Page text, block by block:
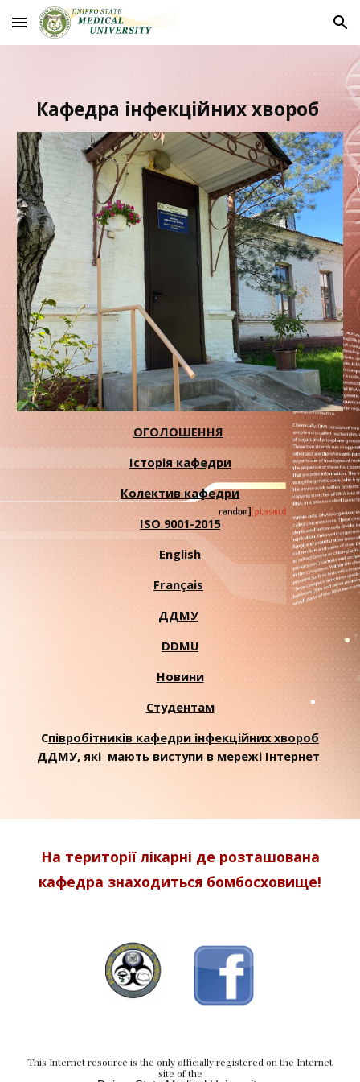
Skip to main content Skip to navigation
Кафедра інфекційних хвороб
ОГОЛОШЕННЯ
Історія кафедри
Колектив кафедри
ISO 9001-2015
English
Français
ДДМУ
DDMU
Новини
Студентам
Cпівробітників кафедри інфекційних хвороб
ДДМУ, які мають виступи в мережі Інтернет
На території лікарні де розташована
кафедра знаходиться бомбосховище!
This Internet resource is the only officially registered on the Internet
site of the